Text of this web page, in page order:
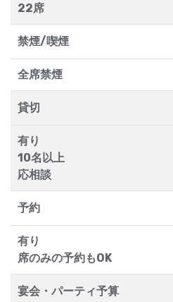
22席
禁煙/喫煙
全席禁煙
貸切
有り
10名以上
応相談
予約
有り
席のみの予約もOK
宴会・パーティ予算